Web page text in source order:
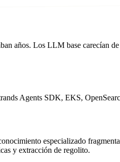
años. Los LLM base carecían
Agents SDK, EKS,
especializado
y extracción de regolito.